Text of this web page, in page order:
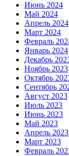
Июнь 2024
Май 2024
Апрель 2024
Март 2024
Февраль
Январь 2024
Декабрь
Ноябрь 2023
Октябрь
Сентябрь
Август 2023
Июль 2023
Июнь 2023
Май 2023
Апрель 2023
Март 2023
Февраль